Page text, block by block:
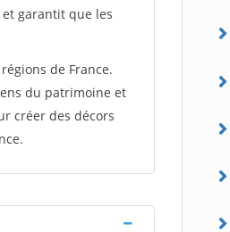
garantit que les
de France.
du patrimoine et
créer des décors